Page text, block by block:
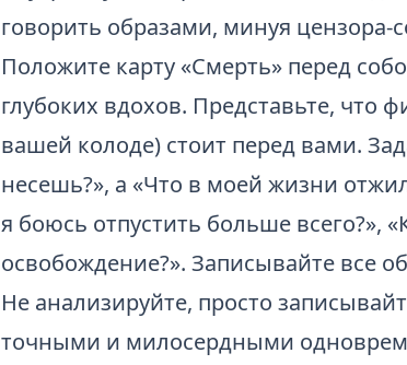
говорить образами, минуя цензора-
Положите карту «Смерть» перед
глубоких вдохов. Представьте, что
вашей колоде) стоит перед вами.
несешь?», а «Что в моей жизни
я боюсь отпустить больше всего?»,
освобождение?». Записывайте все
Не анализируйте, просто
точными и милосердными